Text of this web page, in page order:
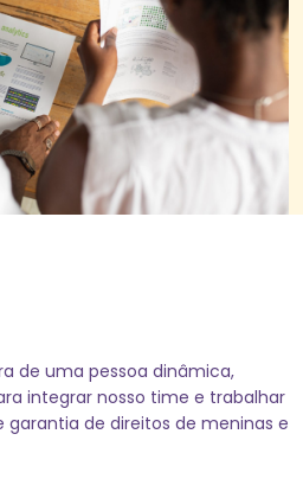
de uma pessoa dinâmica,
integrar nosso time e trabalhar
de direitos de meninas e